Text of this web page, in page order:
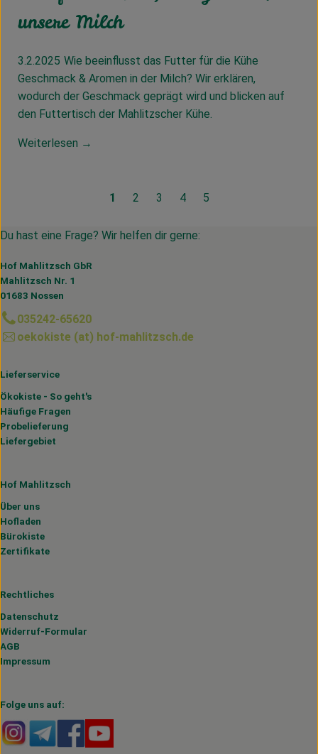
unsere Milch
3.2.2025 Wie beeinflusst das Futter für die Kühe
Geschmack & Aromen in der Milch? Wir erklären,
wodurch der Geschmack geprägt wird und blicken auf
den Futtertisch der Mahlitzscher Kühe.
Weiterlesen →
1 2 3 4 5
Du hast eine Frage? Wir helfen dir gerne:
Hof Mahlitzsch GbR
Mahlitzsch Nr. 1
01683 Nossen
035242-65620
oekokiste (at) hof-mahlitzsch.de
Lieferservice
Ökokiste - So geht's
Häufige Fragen
Probelieferung
Liefergebiet
Hof Mahlitzsch
Über uns
Hofladen
Bürokiste
Zertifikate
Rechtliches
Datenschutz
Widerruf-Formular
AGB
Impressum
Folge uns auf:
Externer Link zu https://www.instagram.com/
Externer Link zu https://t.me/s/hofmahlitzsch
Externer Link zu https://www.facebook.com/